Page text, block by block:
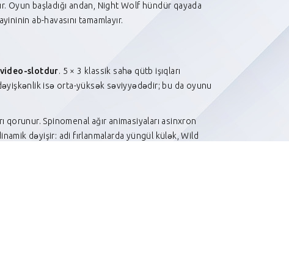
Oyun başladığı andan, Night Wolf hündür qayada
ab-havasını tamamlayır.
slotdur. 5 × 3 klassik sahə qütb işıqları
isə orta-yüksək səviyyədədir; bu da oyunu
Spinomenal ağır animasiyaları asinxron
dəyişir: adi fırlanmalarda yüngül külək, Wild